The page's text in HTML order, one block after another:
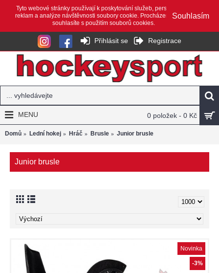
Tyto webové stránky používají k poskytování služeb, personalizaci
reklam a analýze návštěvnosti soubory cookie. Procházením webu
souhlasíte s použitím souborů cookies.
Souhlasím
Přihlásit se Registrace
0 položek - 0 Kč
MENU
Domů Lední hokej Hráč Brusle Junior brusle
Junior brusle
Novinka
-3%